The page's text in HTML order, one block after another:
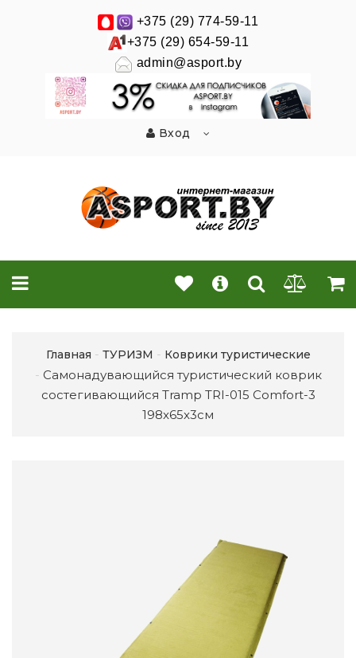
+375 (29) 774-59-11
+375 (29) 654-59-11
admin@asport.by
Вход
Главная ТУРИЗМ Коврики туристические
Самонадувающийся туристический коврик
состегивающийся Tramp TRI-015 Comfort-3
198x65x3см